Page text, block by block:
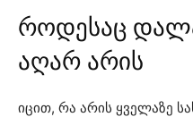
როდესაც
აღარ არის
იცით, რა არის ყველაზე